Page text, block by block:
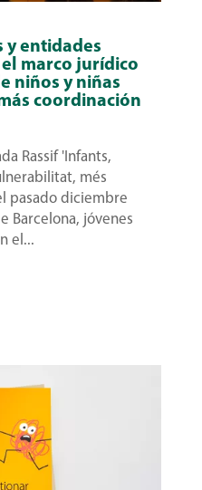
y entidades
marco jurídico
niños y niñas
coordinación
Rassif 'Infants,
més
pasado diciembre
Barcelona, jóvenes
el...